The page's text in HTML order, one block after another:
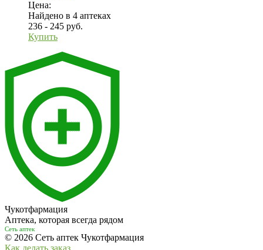
Цена:
Найдено в 4 аптеках
236 - 245 руб.
Купить
Чукотфармация
Аптека, которая всегда рядом
Сеть аптек
© 2026 Сеть аптек Чукотфармация